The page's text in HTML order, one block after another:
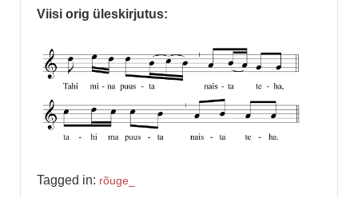
Viisi orig üleskirjutus:
Tagged in: rõuge_